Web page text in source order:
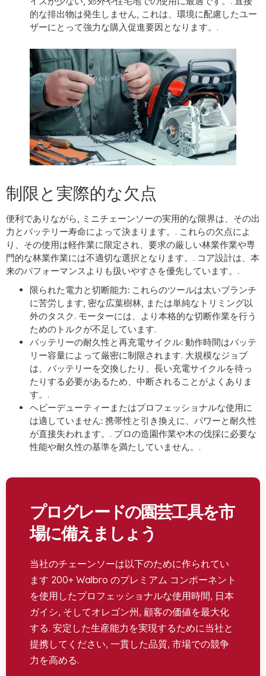
的な排出物は発生しません, これは、環境に配慮したユー
ザーにとって強力な購入促進要因となります。.
制限と実際的な欠点
便利でありながら, ミニチェーンソーの実用的な限界は、その出
力とバッテリー寿命によって決まります。. これらの欠点によ
り、その使用は軽作業に限定され、要求の厳しい林業作業や専
門的な林業作業には不適切な選択となります。. コア設計は、本
来のパフォーマンスよりも扱いやすさを優先しています。.
限られた電力と切断能力: これらのツールは太いブランチ
に苦労します, 密な広葉樹林, または単純なトリミング以
外のタスク. モーターには、より本格的な切断作業を行う
ためのトルクが不足しています.
バッテリーの耐久性と再充電サイクル: 動作時間はバッテ
リー容量によって厳密に制限されます. 大規模なジョブ
は、バッテリーを交換したり、長い充電サイクルを待っ
たりする必要があるため、中断されることがよくありま
す。.
ヘビーデューティーまたはプロフェッショナルな使用に
は適していません: 携帯性と引き換えに、パワーと耐久性
が直接失われます。. プロの造園作業や木の伐採に必要な
性能や耐久性の基準を満たしていません。.
プログレードの園芸工具を市
場に備えましょう
当社のチェーンソーは以下のために作られてい
ます 200+ Walbro のプレミアム コンポーネント
を使用したプロフェッショナルな使用時間, 日本
ガイシ, そしてオレゴン州, 顧客の価値を最大化
する. 安定した生産能力を実現するために当社と
提携してください, 一貫した品質, 市場での競争
力を高める.